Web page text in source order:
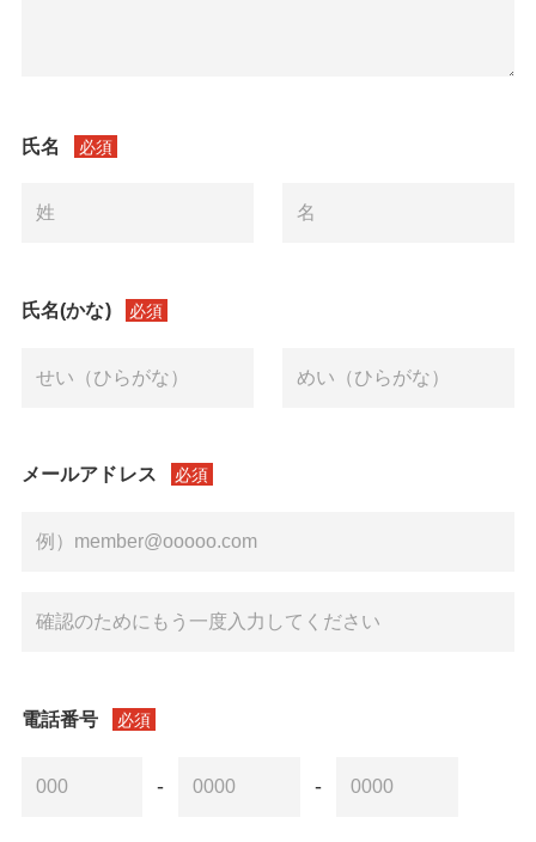
氏名 必須
氏名(かな) 必須
メールアドレス 必須
電話番号 必須
- -